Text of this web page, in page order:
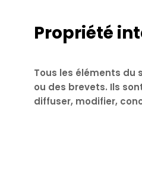
Propriété
Tous les éléments
ou des brevets. Ils
diffuser, modifier,